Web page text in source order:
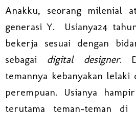
Anakku, seorang milenial
generasi Y. Usianya24
bekerja sesuai dengan
sebagai digital designer.
temannya kebanyakan lelaki
perempuan. Usianya
terutama teman-teman